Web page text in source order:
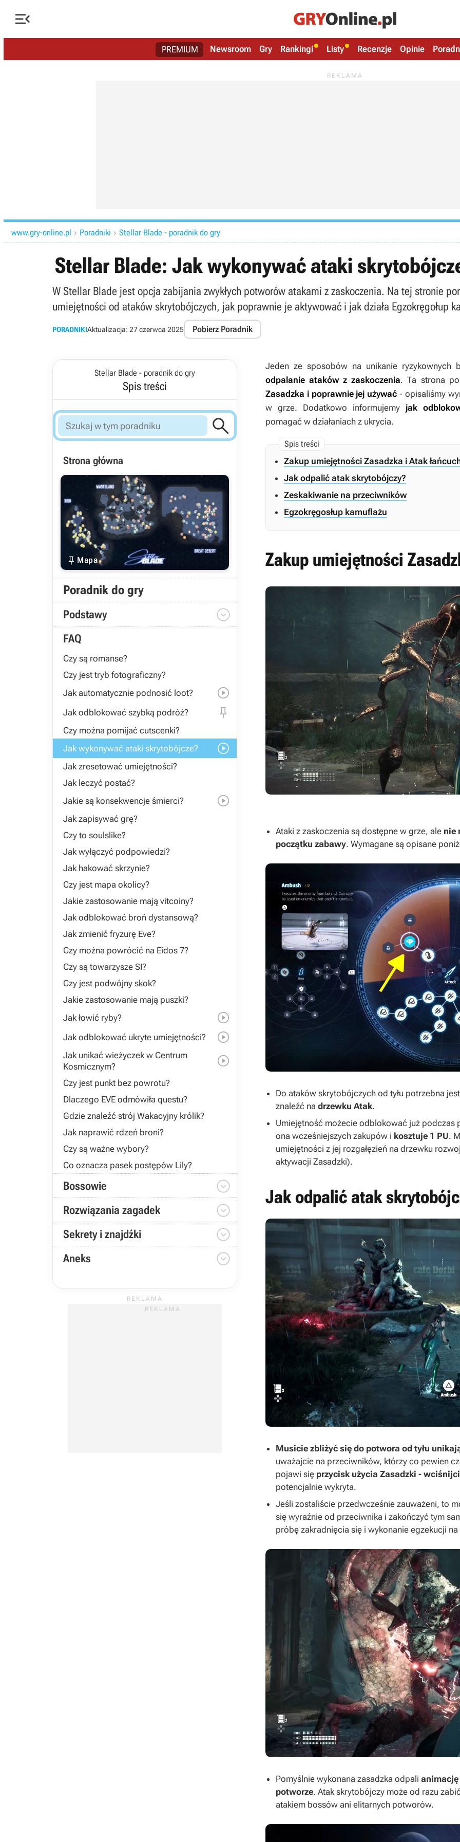

PREMIUM Newsroom Gry Rankingi Listy Recenzje Opinie
www.gry-online.pl  Poradniki  Stellar Blade - poradnik do gry
Stellar Blade: Jak wykonywać ataki
W Stellar Blade jest opcja zabijania zwykłych potworów atakami z zaskoczenia. Na tej stronie
umiejętności od ataków skrytobójczych, jak poprawnie je aktywować i jak działa Egzokręgołup
PORADNIKIAktualizacja: 27 czerwca 2025 Pobierz Poradnik
Stellar Blade - poradnik do gry
Spis treści

Strona główna
 Mapa
Poradnik do gry
Podstawy 
FAQ
Czy są romanse?
Czy jest tryb fotograficzny?
Jak automatycznie podnosić loot?

Jak odblokować szybką podróż? 
Czy można pomijać cutscenki?
Jak wykonywać ataki skrytobójcze?

Jak zresetować umiejętności?
Jak leczyć postać?
Jakie są konsekwencje śmierci?

Jak zapisywać grę?
Czy to soulslike?
Jak wyłączyć podpowiedzi?
Jak hakować skrzynie?
Czy jest mapa okolicy?
Jakie zastosowanie mają vitcoiny?
Jak odblokować broń dystansową?
Jak zmienić fryzurę Eve?
Czy można powrócić na Eidos 7?
Czy są towarzysze SI?
Czy jest podwójny skok?
Jakie zastosowanie mają puszki?
Jak łowić ryby?

Jak odblokować ukryte umiejętności? 
Jak unikać wieżyczek w Centrum
Kosmicznym?

Czy jest punkt bez powrotu?
Dlaczego EVE odmówiła questu?
Gdzie znaleźć strój Wakacyjny królik?
Jak naprawić rdzeń broni?
Czy są ważne wybory?
Co oznacza pasek postępów Lily?
Bossowie 
Rozwiązania zagadek 
Sekrety i znajdźki 
Aneks 
Jeden ze sposobów na unikanie
odpalanie ataków z zaskoczenia. Ta strona
Zasadzka i poprawnie jej używać- opisaliśmy
w grze. Dodatkowo informujemy jak
pomagać w działaniach z ukrycia.
Zakup umiejętności Zasadzka i Atak
Jak odpalić atak skrytobójczy?
Zeskakiwanie na przeciwników
Egzokręgosłup kamuflażu
Zakup umiejętności
Ataki z zaskoczenia są dostępne w grze, ale nie
początku zabawy. Wymagane są opisane
Do ataków skrytobójczych od tyłu potrzebna
znaleźć na drzewku Atak.
Umiejętność możecie odblokować już
ona wcześniejszych zakupów i kosztuje 1 PU.
umiejętności z jej rozgałęzień na drzewku
aktywacji Zasadzki).
Jak odpalić atak
Musicie zbliżyć się do potwora od tyłu
uważajcie na przeciwników, którzy co pewien
pojawi się przycisk użycia Zasadzki -
potencjalnie wykryta.
Jeśli zostaliście przedwcześnie zauważeni, to
się wyraźnie od przeciwnika i zakończyć tym
próbę zakradnięcia się i wykonanie egzekucji
Pomyślnie wykonana zasadzka odpali animację
potworze. Atak skrytobójczy może od razu
atakiem bossów ani elitarnych potworów.